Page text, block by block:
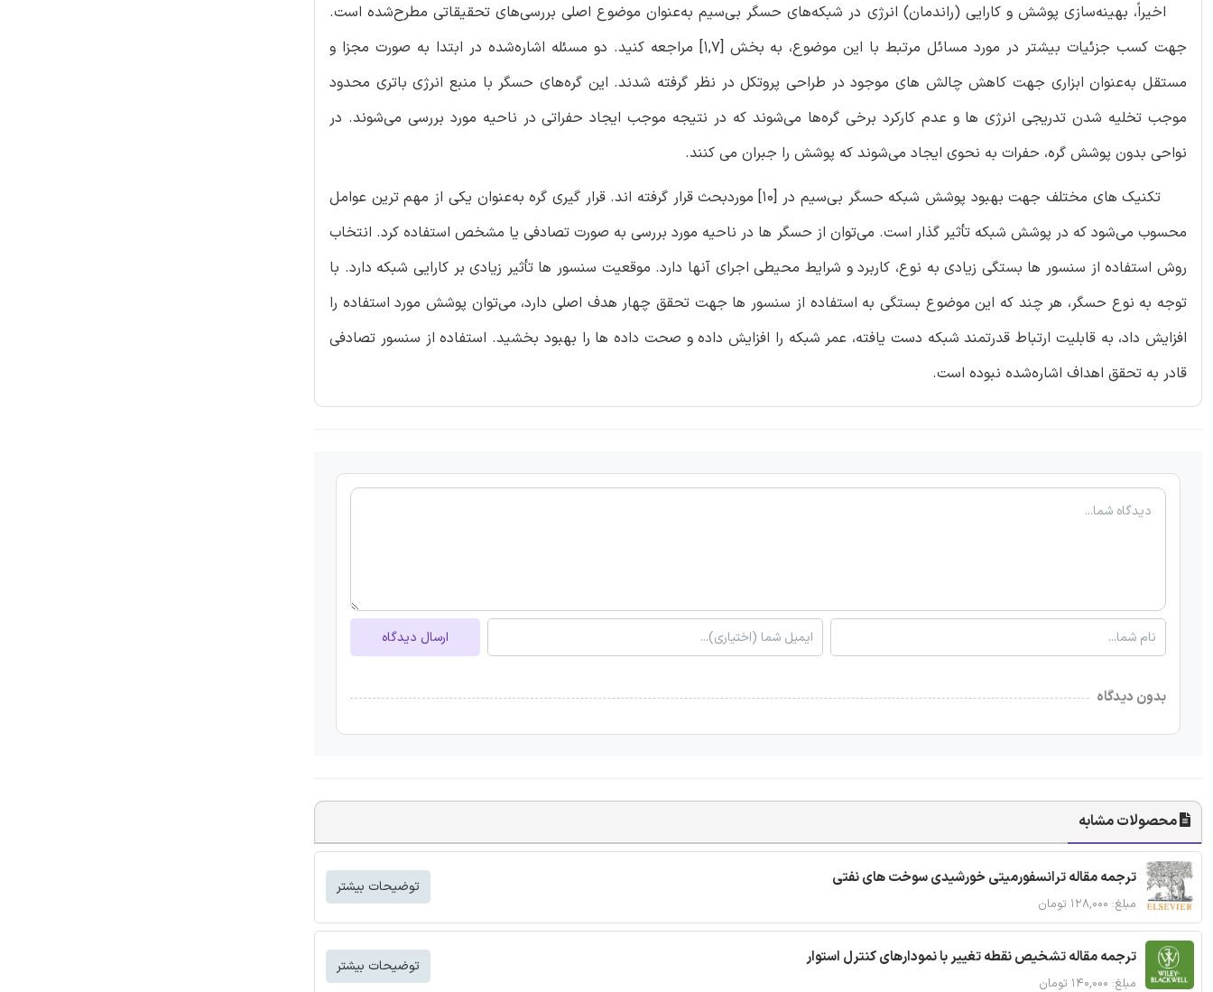
اخیراً، بهینه‌سازی پوشش و کارایی (راندمان) انرژی در شبکه‌های حسگر بی‌سیم به‌عنوان موضوع اصلی بررسی‌های تحقیقاتی مطرح‌شده است.
جهت کسب جزئیات بیشتر در مورد مسائل مرتبط با این موضوع، به بخش [1,7] مراجعه کنید. دو مسئله اشاره‌شده در ابتدا به صورت مجزا و
مستقل به‌عنوان ابزاری جهت کاهش چالش های موجود در طراحی پروتکل در نظر گرفته شدند. این گره‌های حسگر با منبع انرژی باتری محدود
موجب تخلیه شدن تدریجی انرژی ها و عدم کارکرد برخی گره‌ها می‌شوند که در نتیجه موجب ایجاد حفراتی در ناحیه مورد بررسی می‌شوند. در
نواحی بدون پوشش گره، حفرات به نحوی ایجاد می‌شوند که پوشش را جبران می کنند.
تکنیک های مختلف جهت بهبود پوشش شبکه حسگر بی‌سیم در [10] موردبحث قرار گرفته اند. قرار گیری گره به‌عنوان یکی از مهم ترین عوامل
محسوب می‌شود که در پوشش شبکه تأثیر گذار است. می‌توان از حسگر ها در ناحیه مورد بررسی به صورت تصادفی یا مشخص استفاده کرد. انتخاب
روش استفاده از سنسور ها بستگی زیادی به نوع، کاربرد و شرایط محیطی اجرای آنها دارد. موقعیت سنسور ها تأثیر زیادی بر کارایی شبکه دارد. با
توجه به نوع حسگر، هر چند که این موضوع بستگی به استفاده از سنسور ها جهت تحقق چهار هدف اصلی دارد، می‌توان پوشش مورد استفاده را
افزایش داد، به قابلیت ارتباط قدرتمند شبکه دست یافته، عمر شبکه را افزایش داده و صحت داده ها را بهبود بخشید. استفاده از سنسور تصادفی
قادر به تحقق اهداف اشاره‌شده نبوده است.
ارسال دیدگاه
بدون دیدگاه
محصولات مشابه
ترجمه مقاله ترانسفورمیتی خورشیدی سوخت های نفتی
مبلغ: ۱۲۸,۰۰۰ تومان
توضیحات بیشتر
ترجمه مقاله تشخیص نقطه تغییر با نمودارهای کنترل استوار
مبلغ: ۱۴۰,۰۰۰ تومان
توضیحات بیشتر